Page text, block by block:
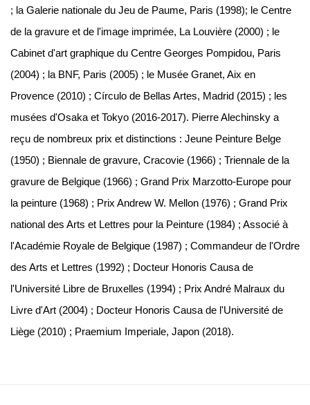
; la Galerie nationale du Jeu de Paume, Paris (1998); le Centre
de la gravure et de l'image imprimée, La Louvière (2000) ; le
Cabinet d'art graphique du Centre Georges Pompidou, Paris
(2004) ; la BNF, Paris (2005) ; le Musée Granet, Aix en
Provence (2010) ; Círculo de Bellas Artes, Madrid (2015) ; les
musées d'Osaka et Tokyo (2016-2017). Pierre Alechinsky a
reçu de nombreux prix et distinctions : Jeune Peinture Belge
(1950) ; Biennale de gravure, Cracovie (1966) ; Triennale de la
gravure de Belgique (1966) ; Grand Prix Marzotto-Europe pour
la peinture (1968) ; Prix Andrew W. Mellon (1976) ; Grand Prix
national des Arts et Lettres pour la Peinture (1984) ; Associé à
l'Académie Royale de Belgique (1987) ; Commandeur de l'Ordre
des Arts et Lettres (1992) ; Docteur Honoris Causa de
l'Université Libre de Bruxelles (1994) ; Prix André Malraux du
Livre d'Art (2004) ; Docteur Honoris Causa de l'Université de
Liège (2010) ; Praemium Imperiale, Japon (2018).